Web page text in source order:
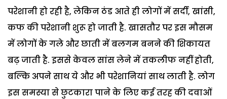
परेशानी हो रही है, लेकिन ठंड आते ही लोगों में सर्दी, खांसी,
कफ की परेशानी शुरू हो जाती है. खासतौर पर इस मौसम
में लोगों के गले और छाती में बलगम बनने की शिकायत
बढ़ जाती है. इससे केवल सांस लेने में तकलीफ नहीं होती,
बल्कि अपने साथ ये और भी परेशानियां साथ लाती है. लोग
इस समस्या से छुटकारा पाने के लिए कई तरह की दवाओं